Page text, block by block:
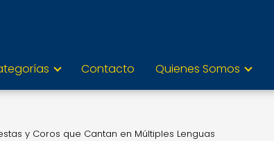
Contacto Quienes Somos
y Coros que Cantan en Múltiples Lenguas